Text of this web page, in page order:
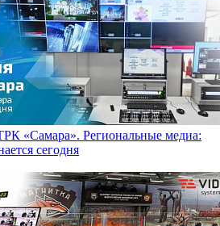
«Самара». Региональные медиа:
сегодня